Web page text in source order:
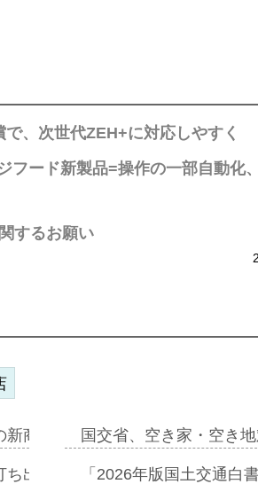
、次世代ZEH+に対応しやすく
フード新製品=操作の一部自動化
するお願い
新商品=「ファミーレキ…
ち出す=年内にも城南エ…
国交省、空き家・空き
「2026年版国土交通